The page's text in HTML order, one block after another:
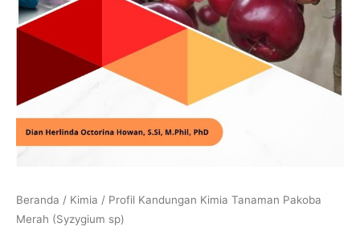
Beranda / Kimia / Profil Kandungan Kimia Tanaman Pakoba
Merah (Syzygium sp)